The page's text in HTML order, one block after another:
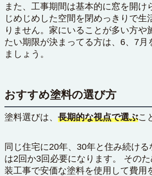
また、工事期間は基本的に窓を開け
じめじめした空間を閉めっきりで生
りません。家にいることが多い方や
たい期限が決まってる方は、6、7月
ましょう。
おすすめ塗料の選び方
塗料選びは、 長期的な視点で選ぶこ
同じ住宅に20年、30年と住み続け
は2回か3回必要になります。 その
装工事で安価な塗料を使用して費用